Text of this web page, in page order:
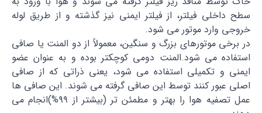
سطح داخلی فیلتر، از فیلتر ایمنی نیز گذشته و از طریق لوله
خروجی وارد موتور می شود.
در برخی موتورهای بزرگ و سنگین، معمولاً از دو المنت یا صافی
استفاده می شود.المنت دومی کوچکتر بوده و به عنوان عضو
ایمنی و تکمیلی استفاده می شود، یعنی ذراتی که از صافی
اصلی عبور کنند توسط این صافی گرفته می شوند. این صافی ها
عمل تصفیه هوا را بهتر و مطمئن تر (بیشتر از ۹۹%)انجام می